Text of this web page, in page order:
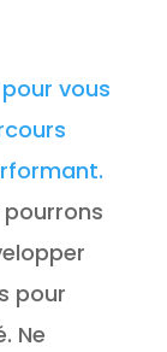
vous
pour
Ne